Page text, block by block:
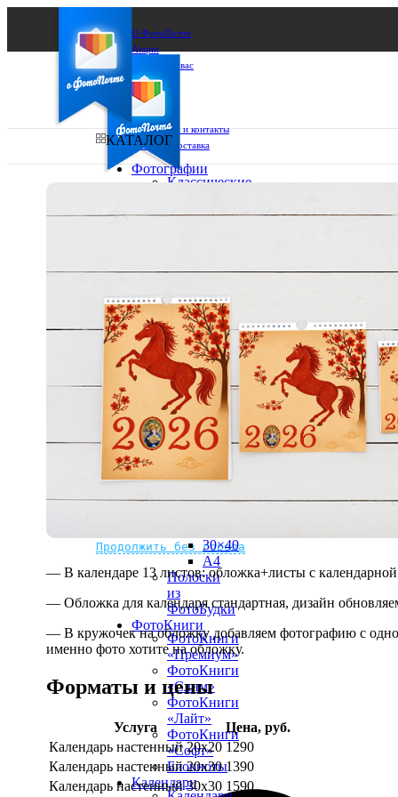
О ФотоПочте
Акции
Сделаем за вас
Бизнесу
FAQ
Франшиза
Поддержка и контакты
Оплата и доставка
Продолжить без города
КАТАЛОГ
Фотографии
Классические
10х10
15х20
20х30
30х30
30х40
А4
Фото
в
рамке
10х10
10×15
13×18
15×15
15×20
20×20
30×40
A4
Полоски
из
ФотоБудки
ФотоКниги
ФотоКниги
«Премиум»
ФотоКниги
«Слим»
ФотоКниги
«Лайт»
ФотоКниги
«Софт»
Блокноты
Календари
— В календаре 13 листов: обложка+листы с календарной
— Обложка для календаря стандартная, дизайн
— В кружочек на обложку добавляем фотографию с
именно фото хотите на обложку.
Форматы и цены
Услуга
Цена, руб.
Календарь настенный 20х20 1290
Календарь настенный 20х30 1390
Календарь настенный 30х30 1590